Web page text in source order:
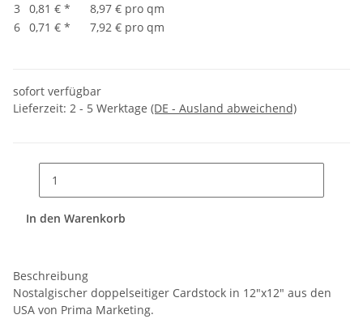
3
0,81 € *
8,97 € pro qm
6 0,71 € * 7,92 € pro qm
sofort verfügbar
Lieferzeit: 2 - 5 Werktage (DE - Ausland abweichend)
In den Warenkorb
Beschreibung
Nostalgischer doppelseitiger Cardstock in 12"x12" aus den
USA von Prima Marketing.